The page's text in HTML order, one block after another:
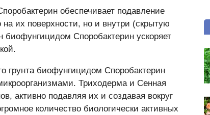
обеспечивает подавление
их поверхности, но и внутри (скрытую
Споробактерин ускоряет
грунта биофунгицидом Споробактерин
Триходерма и Сенная
активно подавляя их и создавая вокруг
количество биологически активных